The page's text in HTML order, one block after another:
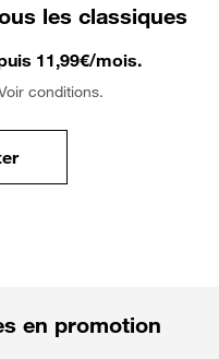
les classiques
11,99€/mois.
conditions.
en promotion